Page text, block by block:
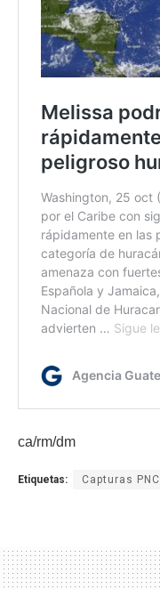
ca/rm/dm
Etiquetas: Capturas PNC